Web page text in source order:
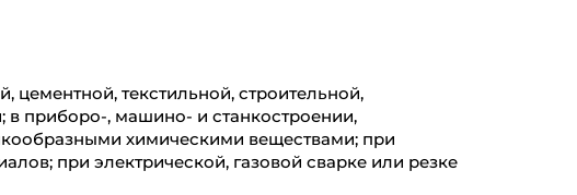
текстильной, строительной,
приборо-, машино- и станкостроении,
химическими веществами; при
при электрической, газовой сварке или резке